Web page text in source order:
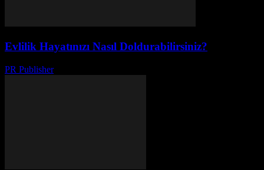
Evlilik Hayatınızı Nasıl Doldurabilirsiniz?
PR Publisher-